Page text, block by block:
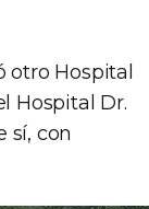
otro Hospital
Hospital Dr.
sí, con